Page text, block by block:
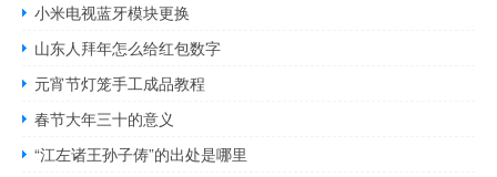
小米电视蓝牙模块更换
山东人拜年怎么给红包数字
元宵节灯笼手工成品教程
春节大年三十的意义
“江左诸王孙子俦”的出处是哪里